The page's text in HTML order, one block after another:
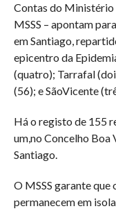
Contas do Ministério
MSSS – apontam
em Santiago,
epicentro da
(quatro); Tarrafal
(56); e SãoVicente
Há o registo de 155
um,no Concelho Boa
Santiago.
O MSSS garante
permanecem em